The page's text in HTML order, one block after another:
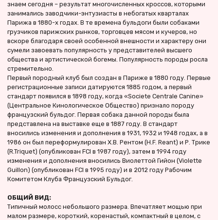
знаем сегодня – результат многочисленных кроссов, которыми
занимались заводчики-энтузиасты в небогатых кварталах
Парижа в 1880-х годах. В те времена бульдоги были собаками
грузчиков парижских рынков, торговцев мясом и кучеров, но
вскоре благодаря своей особенной внешности и характеру они
сумели завоевать популярность у представителей высшего
общества и артистической богемы. Популярность породы росла
стремительно.
Первый породный клуб был создан в Париже в 1880 году. Первые
регистрационные записи датируются 1885 годом, а первый
стандарт появился в 1898 году, когда «Societe Centrale Canine»
(Центральное Кинологическое Общество) признало породу
французский бульдог. Первая собака данной породы была
представлена на выставке еще в 1887 году. В стандарт
вносились изменения и дополнения в 1931, 1932 и 1948 годах, а в
1986 он был переформулирован Х.В. Рентом (H.F. Reant) и Р. Трике
(R.Triquet) (опубликован FCI в 1987 году), затем в 1994 году
изменения и дополнения вносились Виолеттой Гийон (Violette
Guillon) (опубликован FCI в 1995 году) и в 2012 году Рабочим
Комитетом Клуба Французский Бульдог.
ОБЩИЙ ВИД:
Типичный молосс небольшого размера. Впечатляет мощью при
малом размере, короткий, коренастый, компактный в целом, с